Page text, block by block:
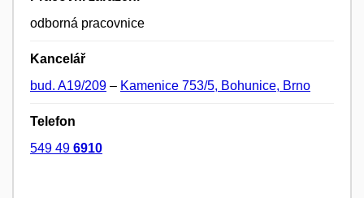
odborná pracovnice
Kancelář
bud. A19/209 – Kamenice 753/5, Bohunice, Brno
Telefon
549 49 6910